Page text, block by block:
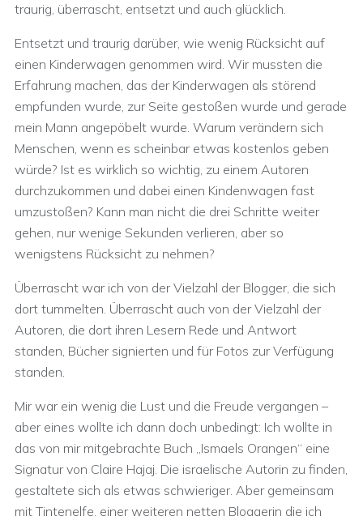
traurig, überrascht, entsetzt und auch glücklich.
Entsetzt und traurig darüber, wie wenig Rücksicht auf
einen Kinderwagen genommen wird. Wir mussten die
Erfahrung machen, das der Kinderwagen als störend
empfunden wurde, zur Seite gestoßen wurde und gerade
mein Mann angepöbelt wurde. Warum verändern sich
Menschen, wenn es scheinbar etwas kostenlos geben
würde? Ist es wirklich so wichtig, zu einem Autoren
durchzukommen und dabei einen Kindenwagen fast
umzustoßen? Kann man nicht die drei Schritte weiter
gehen, nur wenige Sekunden verlieren, aber so
wenigstens Rücksicht zu nehmen?
Überrascht war ich von der Vielzahl der Blogger, die sich
dort tummelten. Überrascht auch von der Vielzahl der
Autoren, die dort ihren Lesern Rede und Antwort
standen, Bücher signierten und für Fotos zur Verfügung
standen.
Mir war ein wenig die Lust und die Freude vergangen –
aber eines wollte ich dann doch unbedingt: Ich wollte in
das von mir mitgebrachte Buch „Ismaels Orangen“ eine
Signatur von Claire Hajaj. Die israelische Autorin zu finden,
gestaltete sich als etwas schwieriger. Aber gemeinsam
mit Tintenelfe, einer weiteren netten Bloggerin die ich